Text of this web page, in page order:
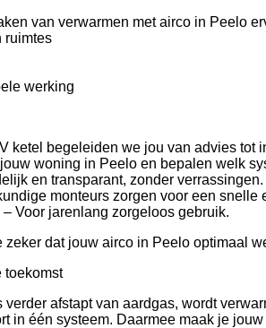
van verwarmen met airco in Peelo
ruimtes
werking
ketel begeleiden we jou van advies tot
woning in Peelo en bepalen welk
en transparant, zonder verrassingen.
monteurs zorgen voor een snelle
Voor jarenlang zorgeloos gebruik.
zeker dat jouw airco in Peelo optimaal
toekomst
afstapt van aardgas, wordt
in één systeem. Daarmee maak je